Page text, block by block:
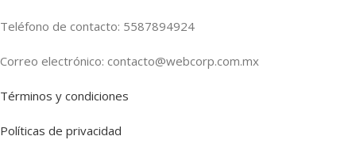
Teléfono de contacto: 5587894924
Correo electrónico: contacto@webcorp.com.mx
Términos y condiciones
Políticas de privacidad